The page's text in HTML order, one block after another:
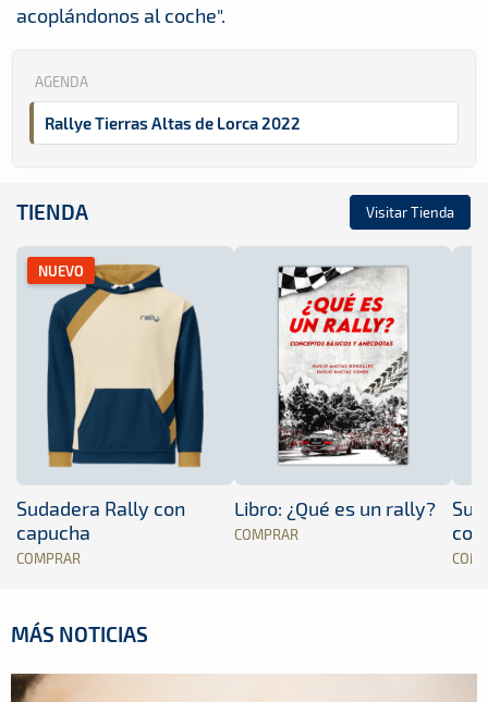
acoplándonos al coche".
AGENDA
Rallye Tierras Altas de Lorca 2022
TIENDA Visitar Tienda
NUEVO
Sudadera Rally con
capucha
COMPRAR
Libro: ¿Qué es un rally?
COMPRAR
MÁS NOTICIAS